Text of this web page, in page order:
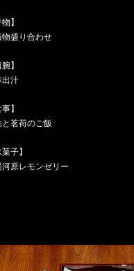
】
物盛り合わせ
】
出汁
】
と茗荷のご飯
子】
河原レモンゼリー